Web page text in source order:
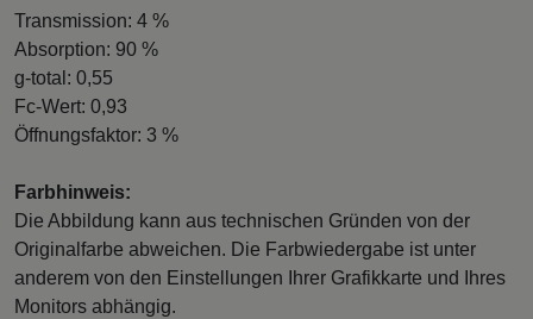
Transmission: 4 %
Absorption: 90 %
g-total: 0,55
Fc-Wert: 0,93
Öffnungsfaktor: 3 %
Farbhinweis:
Die Abbildung kann aus technischen Gründen von der
Originalfarbe abweichen. Die Farbwiedergabe ist unter
anderem von den Einstellungen Ihrer Grafikkarte und Ihres
Monitors abhängig.